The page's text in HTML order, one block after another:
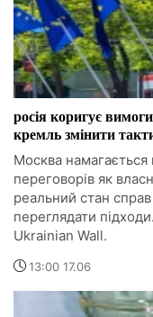
росія коригує
кремль змінити
Москва
переговорів як
реальний стан
переглядати
Ukrainian Wall.
13:00 17.06